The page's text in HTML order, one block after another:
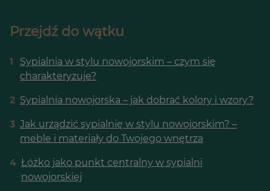
Przejdź do wątku
1
Sypialnia w stylu nowojorskim – czym się
charakteryzuje?
2 Sypialnia nowojorska – jak dobrać kolory i wzory?
3 Jak urządzić sypialnię w stylu nowojorskim? –
meble i materiały do Twojego wnętrza
4 Łóżko jako punkt centralny w sypialni
nowojorskiej